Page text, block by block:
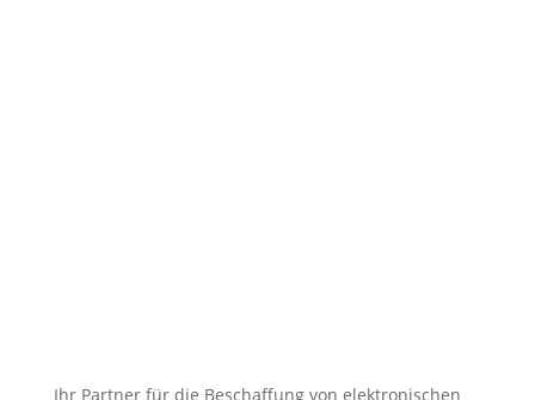
Ihr Partner für die Beschaffung von elektronischen